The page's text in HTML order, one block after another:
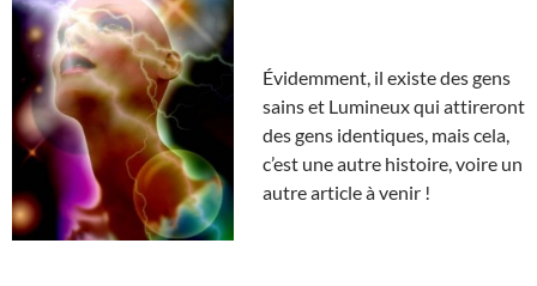
Évidemment, il existe des gens
sains et Lumineux qui attireront
des gens identiques, mais cela,
c’est une autre histoire, voire un
autre article à venir !